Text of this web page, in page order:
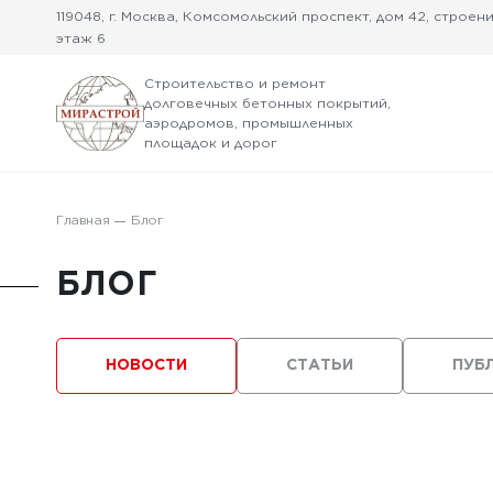
119048, г. Москва, Комсомольский проспект, дом 42,
этаж 6
Строительство и ремонт
долговечных бетонных покрытий,
аэродромов, промышленных
площадок и дорог
Главная Блог
БЛОГ
НОВОСТИ СТАТЬИ